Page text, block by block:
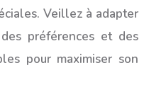
Veillez à adapter
préférences et des
pour maximiser son